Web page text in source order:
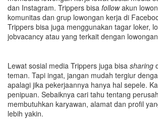
dan Instagram. Trippers bisa followakun
komunitas dan grup lowongan kerja di
Trippers bisa juga menggunakan tagar loker,
jobvacancy atau yang terkait dengan
Lewat sosial media Trippers juga bisa sharing
teman. Tapi ingat, jangan mudah tergiur
apalagi jika pekerjaannya hanya hal sepele.
penipuan. Sebaiknya cari tahu tentang
membutuhkan karyawan, alamat dan profil
lebih yakin.